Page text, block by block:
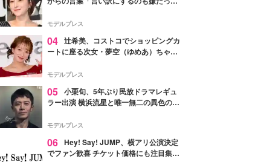
モデルプレス
04 辻希美、コストコでショッピングカ
ートに座る次女・夢空（ゆめあ）ちゃん
ぎ」「成長を感じる」の声
モデルプレス
05 小栗旬、5年ぶり民放ドラマレギュ
ラー出演 横浜流星と唯一無二の異色のバ
モデルプレス
06 Hey! Say! JUMP、横アリ公演決定
でファン歓喜 チケット価格にも注目集ま